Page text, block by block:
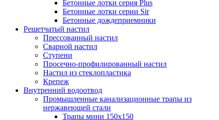
Бетонные лотки серия Plus
Бетонные лотки серии Sir
Бетонные дождеприемники
Решетчатый настил
Прессованный настил
Сварной настил
Ступени
Просечно-профилированный настил
Настил из стеклопластика
Крепеж
Внутренний водоотвод
Промышленные канализационные трапы из
нержавеющей стали
Трапы мини 150х150